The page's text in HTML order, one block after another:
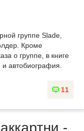
группе Slade,
Кроме
о группе, в книге
автобиография.
11
-